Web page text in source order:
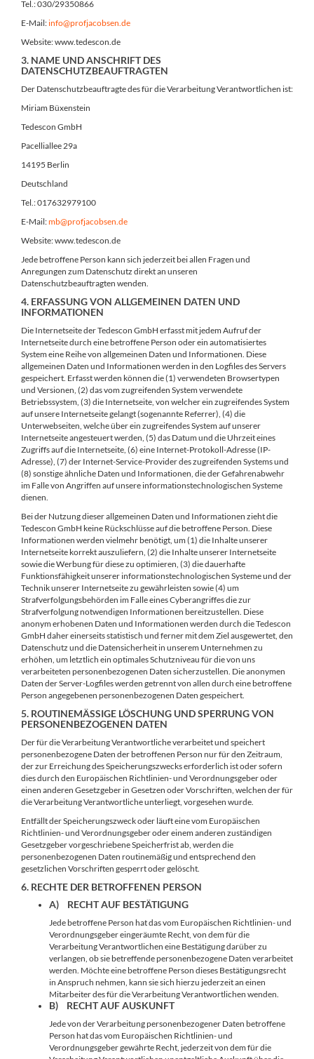
Tel.: 030/29350866
E-Mail:info@profjacobsen.de
Website: www.tedescon.de
3. NAME UND ANSCHRIFT DES
DATENSCHUTZBEAUFTRAGTEN
Der Datenschutzbeauftragte des für die Verarbeitung Verantwortlichen ist:
Miriam Büxenstein
Tedescon GmbH
Pacelliallee 29a
14195 Berlin
Deutschland
Tel.: 017632979100
E-Mail:mb@profjacobsen.de
Website: www.tedescon.de
Jede betroffene Person kann sich jederzeit bei allen Fragen und
Anregungen zum Datenschutz direkt an unseren
Datenschutzbeauftragten wenden.
4. ERFASSUNG VON ALLGEMEINEN DATEN UND
INFORMATIONEN
Die Internetseite der Tedescon GmbH erfasst mit jedem Aufruf der
Internetseite durch eine betroffene Person oder ein automatisiertes
System eine Reihe von allgemeinen Daten und Informationen. Diese
allgemeinen Daten und Informationen werden in den Logfiles des Servers
gespeichert. Erfasst werden können die (1) verwendeten Browsertypen
und Versionen, (2) das vom zugreifenden System verwendete
Betriebssystem, (3) die Internetseite, von welcher ein zugreifendes System
auf unsere Internetseite gelangt (sogenannte Referrer), (4) die
Unterwebseiten, welche über ein zugreifendes System auf unserer
Internetseite angesteuert werden, (5) das Datum und die Uhrzeit eines
Zugriffs auf die Internetseite, (6) eine Internet-Protokoll-Adresse (IP-
Adresse), (7) der Internet-Service-Provider des zugreifenden Systems und
(8) sonstige ähnliche Daten und Informationen, die der Gefahrenabwehr
im Falle von Angriffen auf unsere informationstechnologischen Systeme
dienen.
Bei der Nutzung dieser allgemeinen Daten und Informationen zieht die
Tedescon GmbH keine Rückschlüsse auf die betroffene Person. Diese
Informationen werden vielmehr benötigt, um (1) die Inhalte unserer
Internetseite korrekt auszuliefern, (2) die Inhalte unserer Internetseite
sowie die Werbung für diese zu optimieren, (3) die dauerhafte
Funktionsfähigkeit unserer informationstechnologischen Systeme und der
Technik unserer Internetseite zu gewährleisten sowie (4) um
Strafverfolgungsbehörden im Falle eines Cyberangriffes die zur
Strafverfolgung notwendigen Informationen bereitzustellen. Diese
anonym erhobenen Daten und Informationen werden durch die Tedescon
GmbH daher einerseits statistisch und ferner mit dem Ziel ausgewertet, den
Datenschutz und die Datensicherheit in unserem Unternehmen zu
erhöhen, um letztlich ein optimales Schutzniveau für die von uns
verarbeiteten personenbezogenen Daten sicherzustellen. Die anonymen
Daten der Server-Logfiles werden getrennt von allen durch eine betroffene
Person angegebenen personenbezogenen Daten gespeichert.
5. ROUTINEMÄSSIGE LÖSCHUNG UND SPERRUNG VON P
ERSONENBEZOGENEN DATEN
Der für die Verarbeitung Verantwortliche verarbeitet und speichert
personenbezogene Daten der betroffenen Person nur für den Zeitraum,
der zur Erreichung des Speicherungszwecks erforderlich ist oder sofern
dies durch den Europäischen Richtlinien- und Verordnungsgeber oder
einen anderen Gesetzgeber in Gesetzen oder Vorschriften, welchen der für
die Verarbeitung Verantwortliche unterliegt, vorgesehen wurde.
Entfällt der Speicherungszweck oder läuft eine vom Europäischen
Richtlinien- und Verordnungsgeber oder einem anderen zuständigen
Gesetzgeber vorgeschriebene Speicherfrist ab, werden die
personenbezogenen Daten routinemäßig und entsprechend den
gesetzlichen Vorschriften gesperrt oder gelöscht.
6. RECHTE DER BETROFFENEN PERSON
A) RECHT AUF BESTÄTIGUNG
Jede betroffene Person hat das vom Europäischen Richtlinien- und
Verordnungsgeber eingeräumte Recht, von dem für die
Verarbeitung Verantwortlichen eine Bestätigung darüber zu
verlangen, ob sie betreffende personenbezogene Daten verarbeitet
werden. Möchte eine betroffene Person dieses Bestätigungsrecht
in Anspruch nehmen, kann sie sich hierzu jederzeit an einen
Mitarbeiter des für die Verarbeitung Verantwortlichen wenden.
B) RECHT AUF AUSKUNFT
Jede von der Verarbeitung personenbezogener Daten betroffene
Person hat das vom Europäischen Richtlinien- und
Verordnungsgeber gewährte Recht, jederzeit von dem für die